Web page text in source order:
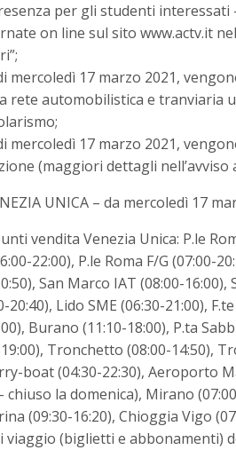
per gli studenti
on line sul sito www.actv.it
mercoledì 17 marzo 2021,
rete automobilistica e tranviaria
mercoledì 17 marzo 2021,
(maggiori dettagli nell’avviso
UNICA – da mercoledì 17
vendita Venezia Unica: P.le
22:00), P.le Roma F/G (07:00-
San Marco IAT (08:00-16:00),
20:40), Lido SME (06:30-21:00),
Burano (11:10-18:00), P.ta
19:00), Tronchetto (08:00-14:50),
boat (04:30-22:30), Aeroporto
chiuso la domenica), Mirano
(09:30-16:20), Chioggia Vigo
viaggio (biglietti e abbonamenti)